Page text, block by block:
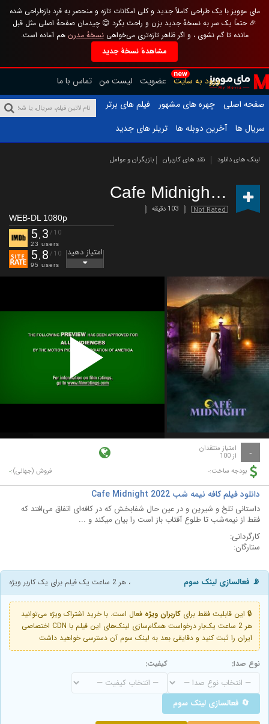
مای موویز با یک طراحی کاملاً جدید و کلی امکانات تازه و منحصر به فرد بازطراحی شده
🎉 حتماً یک سر به نسخهٔ جدید بزن و راحت بگرد 😊 چیدمان صفحهٔ اصلی مثل قبل
مانده تا گم نشوی ، و اگر ظاهر تازه‌تری می‌خواهینسخهٔ مدرن هم آماده است.
مشاهدهٔ نسخهٔ جدید
new
ورود به سایت عضویت لیست من تماس با ما
صفحه اصلی
چهره های مشهور
فیلم های برتر
سریال ها
آخرین دوبله ها تریلر های جدید
لینک های دانلود نقد های کاربران بازیگران و عوامل
Cafe Midnight(2022)
Not Rated 103 دقیقه
WEB-DL 1080p
5.3 /10
23 users
5.8 /10
95 users
امتیاز دهید
Play
Video
- امتیاز منتقدان
از 100
بودجه ساخت:- فروش (جهانی):-
دانلود فیلم کافه نیمه‌ شب Cafe Midnight 2022
داستانی تلخ و شیرین و در عین حال شفابخش که در کافه‌ای اتفاق می‌افتد که
فقط از نیمه‌شب تا طلوع آفتاب باز است را بیان میکند و ...
کارگردانی:
ستارگان:
📡 فعالسازی لینک سوم ، هر 2 ساعت یک فیلم برای یک کاربر ویژه
🔒 این قابلیت فقط برای کاربران ویژه فعال است. با خرید اشتراک ویژه می‌توانید
هر 2 ساعت یک‌بار درخواست همگام‌سازی لینک‌های این فیلم با CDN اختصاصی
ایران را ثبت کنید و دقایقی بعد به لینک سوم آن دسترسی خواهید داشت
نوع صدا: کیفیت:
🔄 فعالسازی لینک سوم